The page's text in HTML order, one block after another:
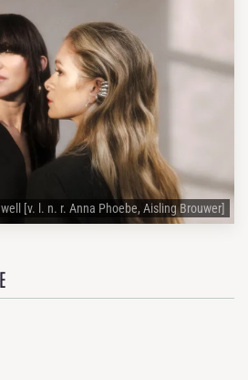
[v. l. n. r. Anna Phoebe, Aisling Brouwer]